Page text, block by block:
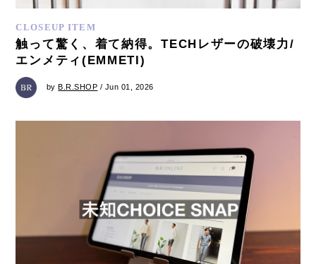
CLOSEUP ITEM
触って驚く、着て納得。TECHレザーの破壊力/
エンメティ(EMMETI)
byB.R.SHOP / Jun 01, 2026